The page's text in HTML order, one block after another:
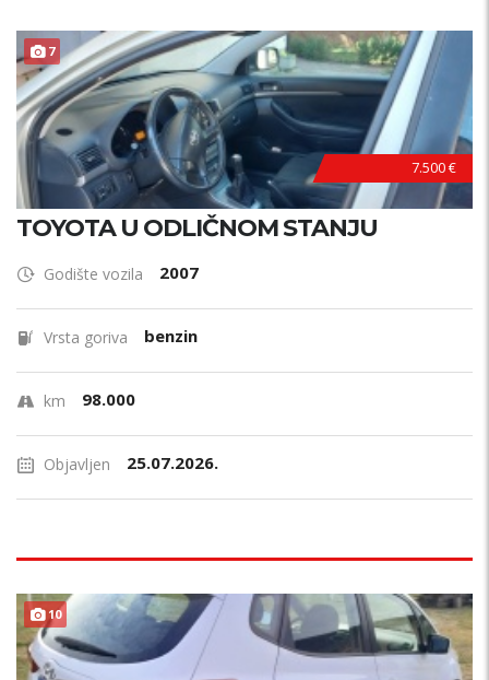
7
7.500 €
TOYOTA U ODLIČNOM STANJU
Godište vozila 2007
Vrsta goriva benzin
km 98.000
Objavljen 25.07.2026.
10